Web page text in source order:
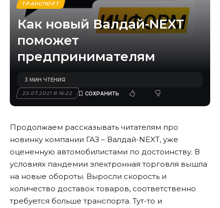
ТРАНСПОРТ
Как новый Валдай-NEXT
поможет
предпринимателям
23.07.2021 В 16:22
3 МИН ЧТЕНИЯ
Продолжаем рассказывать читателям про
новинку компании ГАЗ – Валдай-NEXT, уже
оцененную автомобилистами по достоинству. В
условиях пандемии электронная торговля вышла
на новые обороты. Выросли скорость и
количество доставок товаров, соответственно
требуется больше транспорта. Тут-то и